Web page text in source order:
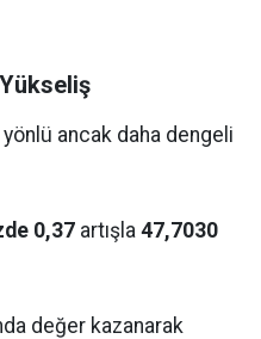
Yükseliş
ancak daha dengeli
0,37 artışla 47,7030
değer kazanarak